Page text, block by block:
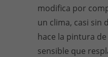
modifica por
un clima, casi sin
hace la pintura
sensible que